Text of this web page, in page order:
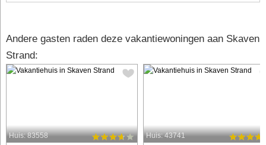
Andere gasten raden deze vakantiewoningen aan Skaven
Strand:
Huis: 83558 Huis: 43741